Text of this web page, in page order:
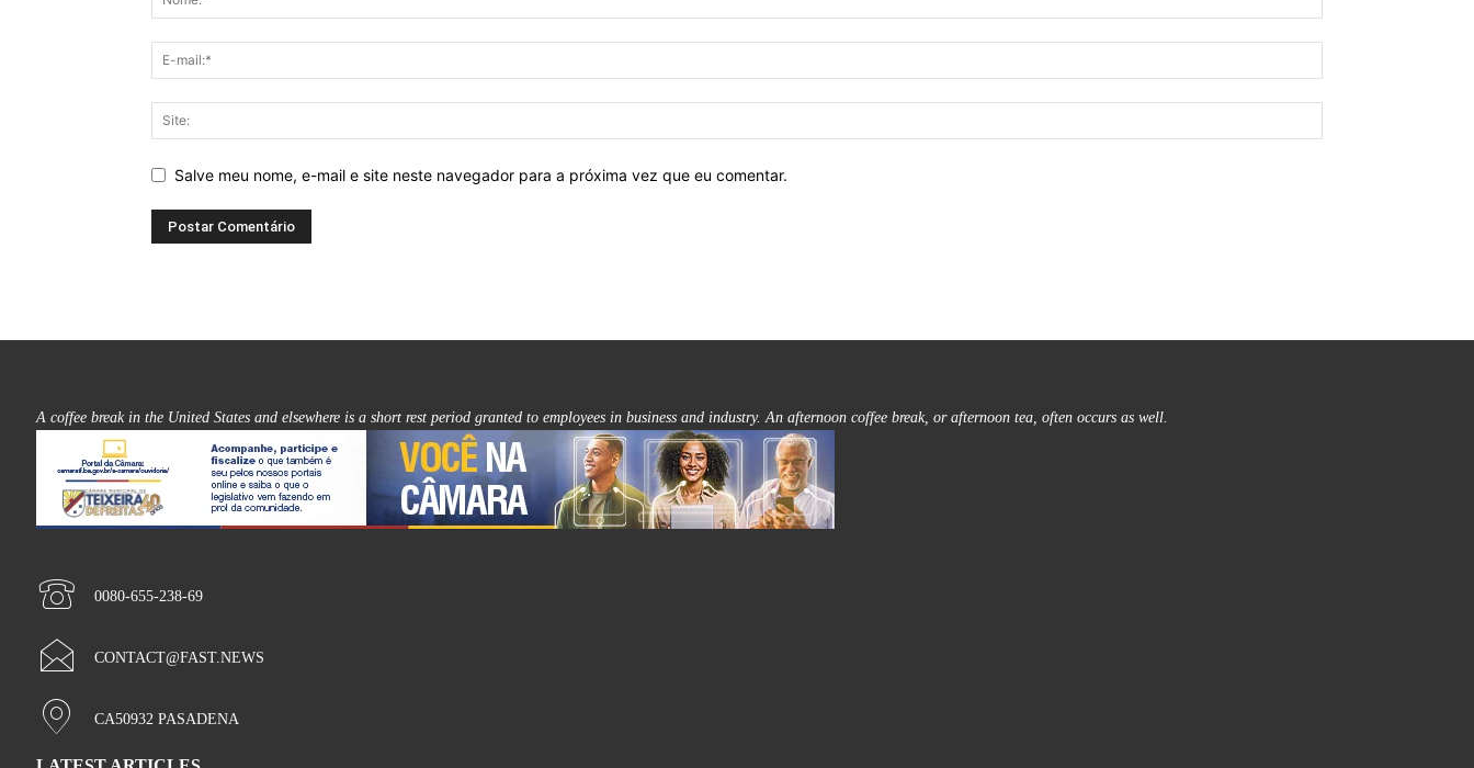
Salve meu nome, e-mail e site neste navegador para a próxima vez que eu comentar.
A coffee break in the United States and elsewhere is a short rest period granted to employees in business and industry. An afternoon coffee break, or afternoon tea, often occurs as well.
0080-655-238-69
CONTACT@FAST.NEWS
CA50932 PASADENA